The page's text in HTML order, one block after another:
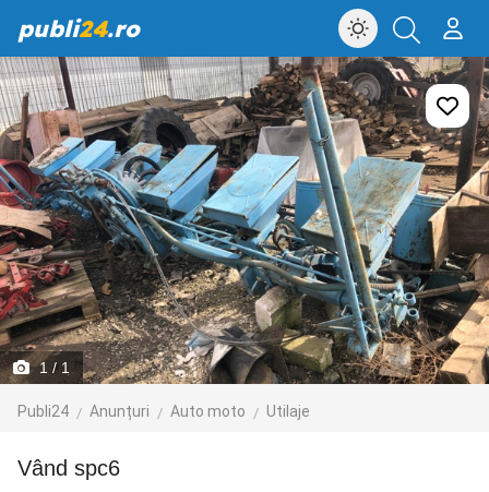
publi24.ro
1 / 1
Publi24 Anunțuri Auto moto Utilaje
Vând spc6